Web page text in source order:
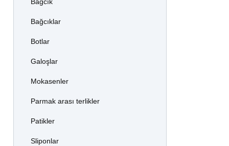
Bağcık
Bağcıklar
Botlar
Galoşlar
Mokasenler
Parmak arası terlikler
Patikler
Sliponlar